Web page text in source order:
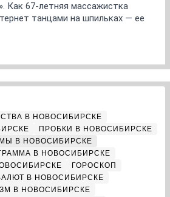
Как 67-летняя массажистка
танцами на шпильках — ее
В НОВОСИБИРСКЕ
ПРОБКИ В НОВОСИБИРСКЕ
В НОВОСИБИРСКЕ
В НОВОСИБИРСКЕ
ГОРОСКОП
В НОВОСИБИРСКЕ
В НОВОСИБИРСКЕ